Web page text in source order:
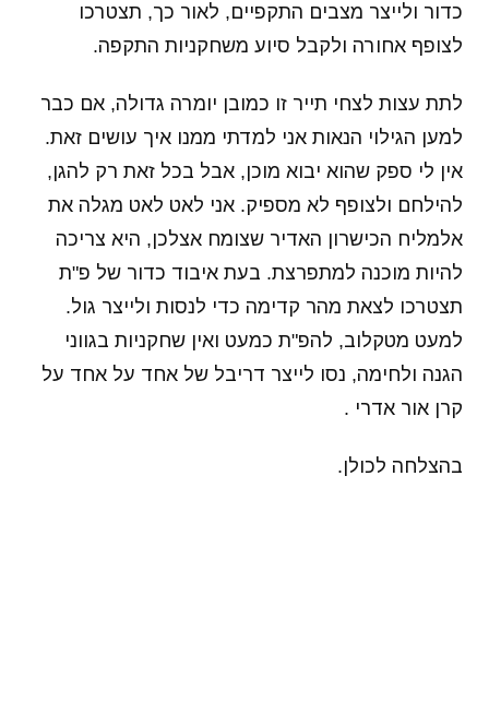
כדור ולייצר מצבים התקפיים, לאור כך, תצטרכו
לצופף אחורה ולקבל סיוע משחקניות התקפה.
לתת עצות לצחי תייר זו כמובן יומרה גדולה, אם כבר
למען הגילוי הנאות אני למדתי ממנו איך עושים זאת.
אין לי ספק שהוא יבוא מוכן, אבל בכל זאת רק להגן,
להילחם ולצופף לא מספיק. אני לאט לאט מגלה את
אלמליח הכישרון האדיר שצומח אצלכן, היא צריכה
להיות מוכנה למתפרצת. בעת איבוד כדור של פ"ת
תצטרכו לצאת מהר קדימה כדי לנסות ולייצר גול.
למעט מטקלוב, להפ"ת כמעט ואין שחקניות בגווני
הגנה ולחימה, נסו לייצר דריבל של אחד על אחד על
קרן אור אדרי .
בהצלחה לכולן.